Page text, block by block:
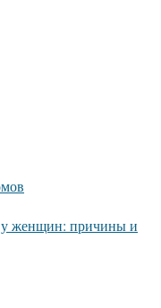
у женщин: причины и